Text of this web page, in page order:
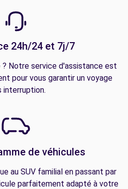
24h/24 et 7j/7
? Notre service d'assistance est
pour vous garantir un voyage
interruption.
de véhicules
au SUV familial en passant par
parfaitement adapté à votre